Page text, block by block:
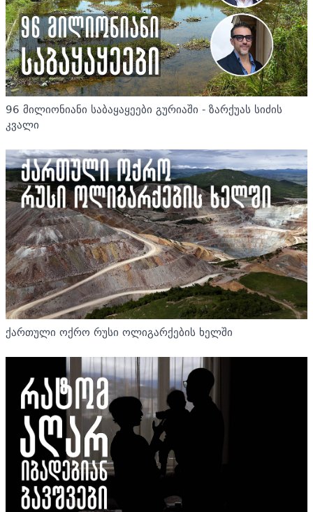
96 მილიონიანი საბაყაყეები გურიაში - ზარქუას სიძის
კვალი
ქართული ოქრო რუსი ოლიგარქების ხელში